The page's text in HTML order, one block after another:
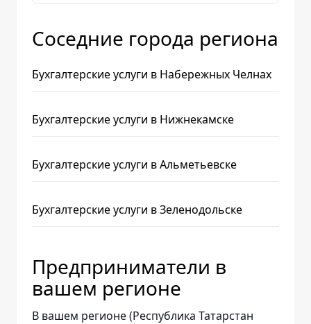
Соседние города региона
Бухгалтерские услуги в Набережных Челнах
Бухгалтерские услуги в Нижнекамске
Бухгалтерские услуги в Альметьевске
Бухгалтерские услуги в Зеленодольске
Предприниматели в
вашем регионе
В вашем регионе (Республика Татарстан